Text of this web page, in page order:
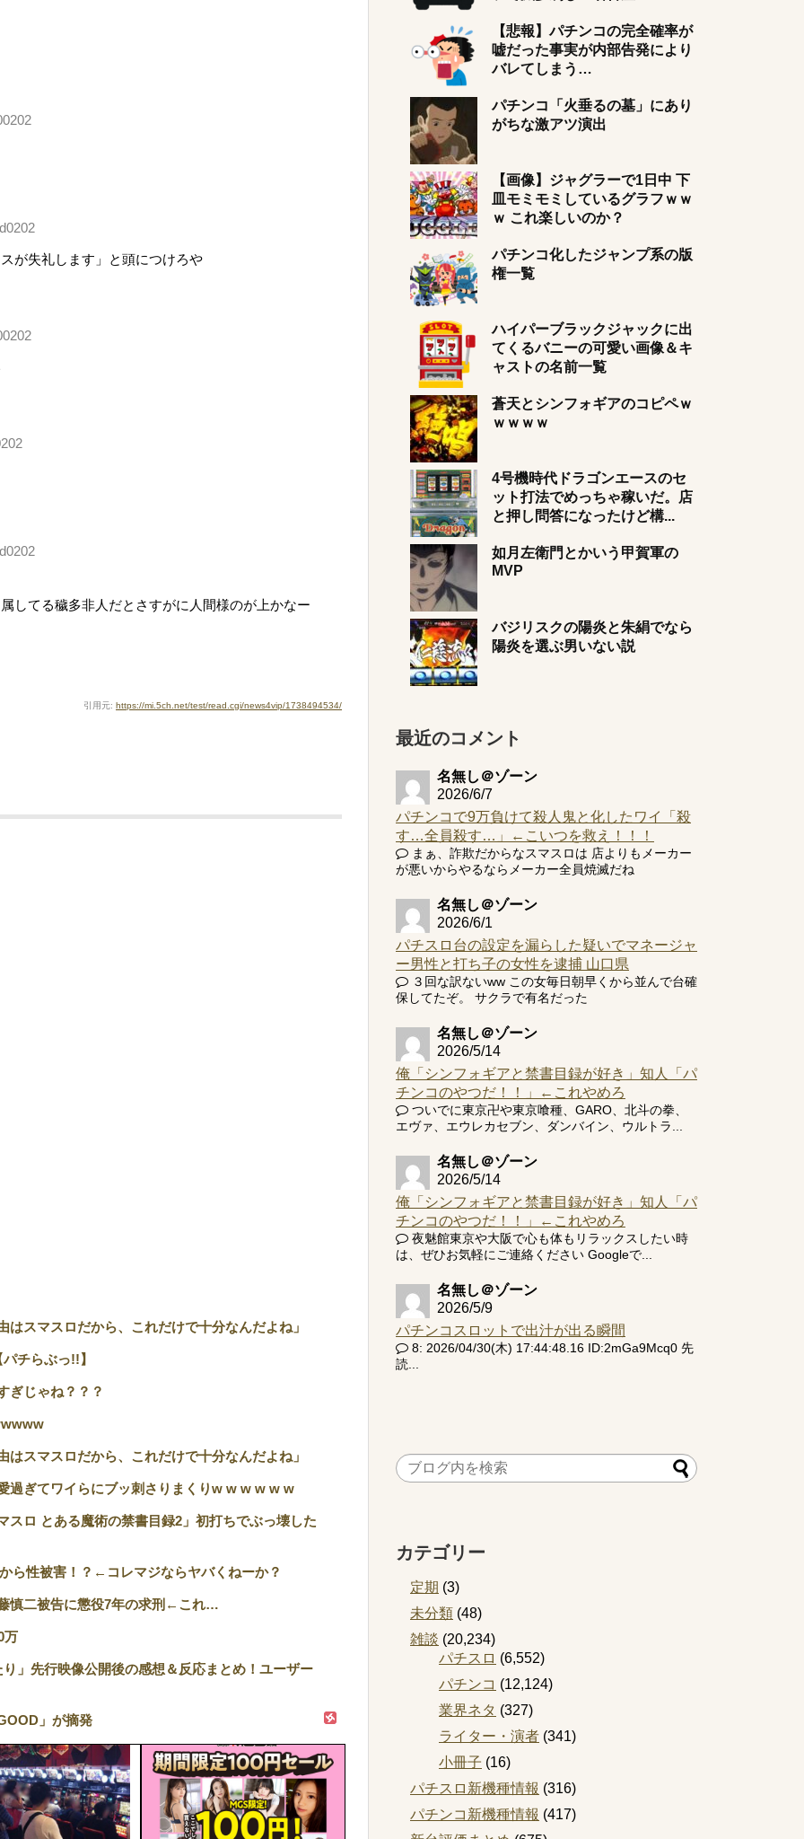
が失礼します」と頭につけろや
してる穢多非人だとさすがに人間様のが上かなー
引用元: https://mi.5ch.net/test/read.cgi/news4vip/1738494534/
スマスロだから、これだけで十分なんだよね」
チらぶっ!!】
ぎじゃね？？？
スマスロだから、これだけで十分なんだよね」
過ぎてワイらにブッ刺さりまくりw w w w w w
スロ とある魔術の禁書目録2」初打ちでぶっ壊した
ら性被害！？←コレマジならヤバくねーか？
慎二被告に懲役7年の求刑←これ…
万
」先行映像公開後の感想＆反応まとめ！ユーザー
」が摘発
【悲報】パチンコの完全確率が
嘘だった事実が内部告発により
バレてしまう…
パチンコ「火垂るの墓」にあり
がちな激アツ演出
【画像】ジャグラーで1日中 下
皿モミモミしているグラフｗｗ
ｗ これ楽しいのか？
パチンコ化したジャンプ系の版
権一覧
ハイパーブラックジャックに出
てくるバニーの可愛い画像＆キ
ャストの名前一覧
蒼天とシンフォギアのコピペｗ
ｗｗｗｗ
4号機時代ドラゴンエースのセ
ット打法でめっちゃ稼いだ。店
と押し問答になったけど構...
如月左衛門とかいう甲賀軍の
MVP
バジリスクの陽炎と朱絹でなら
陽炎を選ぶ男いない説
最近のコメント
名無し＠ゾーン
2026/6/7
パチンコで9万負けて殺人鬼と化したワイ「殺
す…全員殺す…」←こいつを救え！！！
まぁ、詐欺だからなスマスロは 店よりもメーカー
が悪いからやるならメーカー全員焼滅だね
名無し＠ゾーン
2026/6/1
パチスロ台の設定を漏らした疑いでマネージャ
ー男性と打ち子の女性を逮捕 山口県
３回な訳ないww この女毎日朝早くから並んで台確
保してたぞ。 サクラで有名だった
名無し＠ゾーン
2026/5/14
俺「シンフォギアと禁書目録が好き」知人「パ
チンコのやつだ！！」←これやめろ
ついでに東京卍や東京喰種、GARO、北斗の拳、
エヴァ、エウレカセブン、ダンバイン、ウルトラ...
名無し＠ゾーン
2026/5/14
俺「シンフォギアと禁書目録が好き」知人「パ
チンコのやつだ！！」←これやめろ
夜魅館東京や大阪で心も体もリラックスしたい時
は、ぜひお気軽にご連絡ください Googleで...
名無し＠ゾーン
2026/5/9
パチンコスロットで出汁が出る瞬間
8: 2026/04/30(木) 17:44:48.16 ID:2mGa9Mcq0 先
読...
カテゴリー
定期 (3)
未分類 (48)
雑談 (20,234)
パチスロ (6,552)
パチンコ (12,124)
業界ネタ (327)
ライター・演者 (341)
小冊子 (16)
パチスロ新機種情報 (316)
パチンコ新機種情報 (417)